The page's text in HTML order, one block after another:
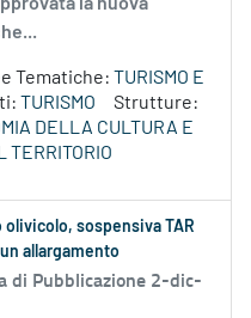
la nuova
Tematiche: TURISMO E
TURISMO
Strutture:
DELLA CULTURA E
TERRITORIO
sospensiva TAR
allargamento
di Pubblicazione 2-dic-